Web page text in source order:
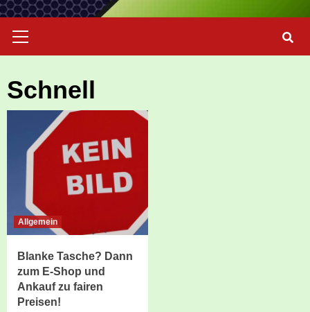
Menu
Schnell
Allgemein
Blanke Tasche? Dann
zum E-Shop und
Ankauf zu fairen
Preisen!